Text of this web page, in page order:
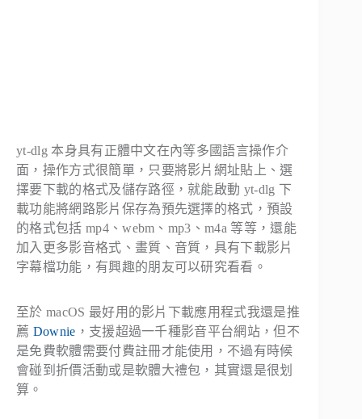
yt-dlg 本身具有正體中文在內等多國語言操作介
面，操作方式很簡單，只要將影片網址貼上、選
擇要下載的格式及儲存路徑，就能啟動 yt-dlg 下
載功能將網路影片保存為預先選擇的格式，預設
的格式包括 mp4、webm、mp3、m4a 等等，還能
加入更多影音格式、畫質、音質，具有下載影片
字幕檔功能，有興趣的朋友可以研究看看。
至於 macOS 最好用的影片下載應用程式我還是推
薦 Downie ，支援超過一千種影音平台網站，但不
是免費軟體需要付費註冊才能使用，不過有時候
會碰到折價活動或是軟體大禮包，其實還是很划
算。